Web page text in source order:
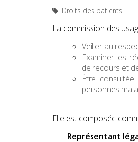
Droits des patients
La commission des
Veiller au
Examiner les
de recours et
Être
personnes
Elle est composée
Représentant